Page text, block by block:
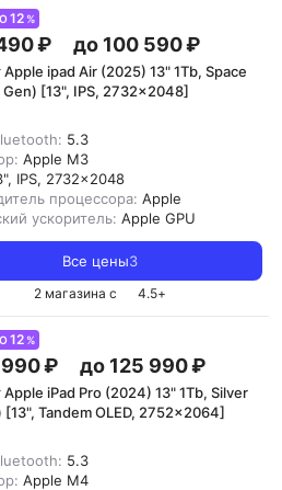
12 %
₽ до 100 590 ₽
ipad Air (2025) 13" 1Tb, Space
[13", IPS, 2732x2048]
5.3
Apple M3
IPS, 2732x2048
процессора: Apple
ускоритель: Apple GPU
Все цены3
2 магазина с 4.5+
12 %
990 ₽ до 125 990 ₽
iPad Pro (2024) 13" 1Tb, Silver
[13", Tandem OLED, 2752x2064]
5.3
Apple M4